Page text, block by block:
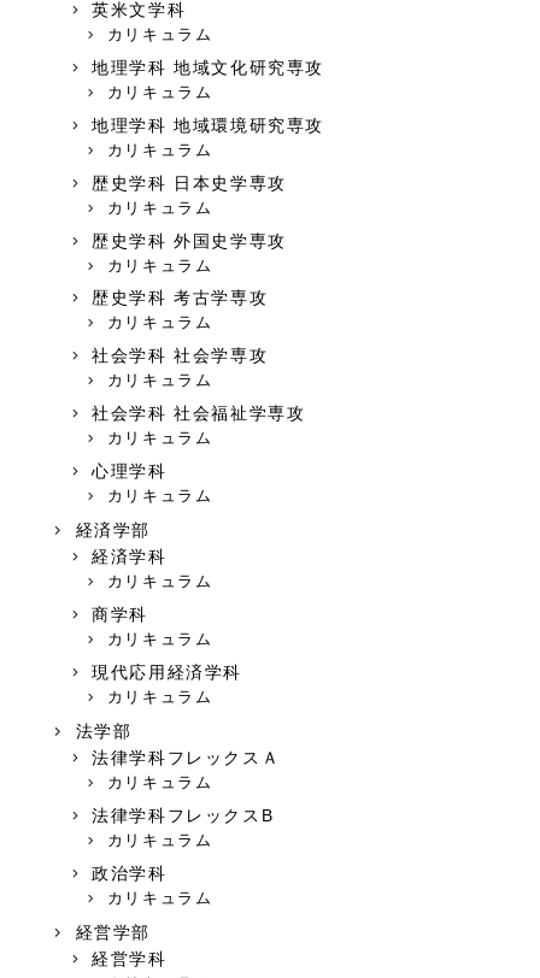
英米文学科
カリキュラム
地理学科 地域文化研究専攻
カリキュラム
地理学科 地域環境研究専攻
カリキュラム
歴史学科 日本史学専攻
カリキュラム
歴史学科 外国史学専攻
カリキュラム
歴史学科 考古学専攻
カリキュラム
社会学科 社会学専攻
カリキュラム
社会学科 社会福祉学専攻
カリキュラム
心理学科
カリキュラム
経済学部
経済学科
カリキュラム
商学科
カリキュラム
現代応用経済学科
カリキュラム
法学部
法律学科フレックスＡ
カリキュラム
法律学科フレックスB
カリキュラム
政治学科
カリキュラム
経営学部
経営学科